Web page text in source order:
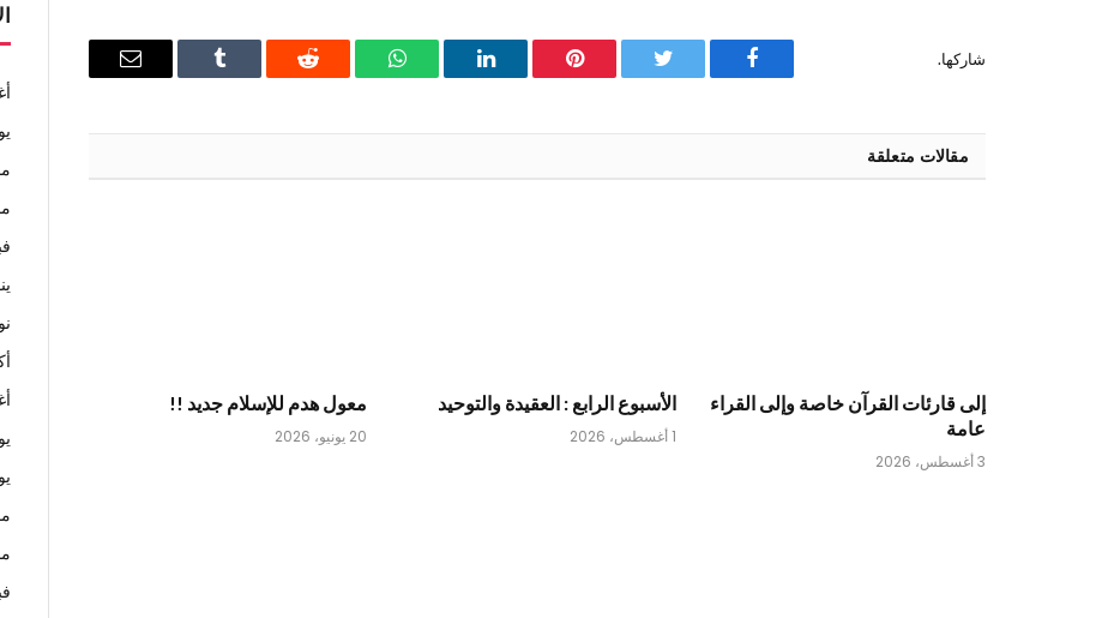
شاركها.
فيسبوك تويتر بينتيريستلينكدإن واتساب رديت Tumblr
البريد
مقالات متعلقة
إلى قارئات القرآن خاصة وإلى القراء
عامة
3 أغسطس، 2026
الأسبوع الرابع : العقيدة والتوحيد
1 أغسطس، 2026
معول هدم للإسلام جديد !!
20 يونيو، 2026